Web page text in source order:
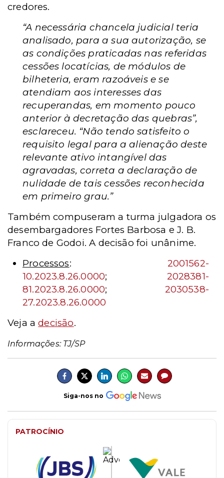
credores.
“A necessária chancela judicial teria
analisado, para a sua autorização, se
as condições praticadas nas referidas
cessões locatícias, de módulos de
bilheteria, eram razoáveis e se
atendiam aos interesses das
recuperandas, em momento pouco
anterior à decretação das quebras”,
esclareceu. “Não tendo satisfeito o
requisito legal para a alienação deste
relevante ativo intangível das
agravadas, correta a declaração de
nulidade de tais cessões reconhecida
em primeiro grau.”
Também compuseram a turma julgadora os
desembargadores Fortes Barbosa e J. B.
Franco de Godoi. A decisão foi unânime.
Processos: 2001562-
10.2023.8.26.0000; 2028381-
81.2023.8.26.0000; 2030538-
27.2023.8.26.0000
Veja adecisão.
Informações: TJ/SP
Siga-nos no
PATROCÍNIO